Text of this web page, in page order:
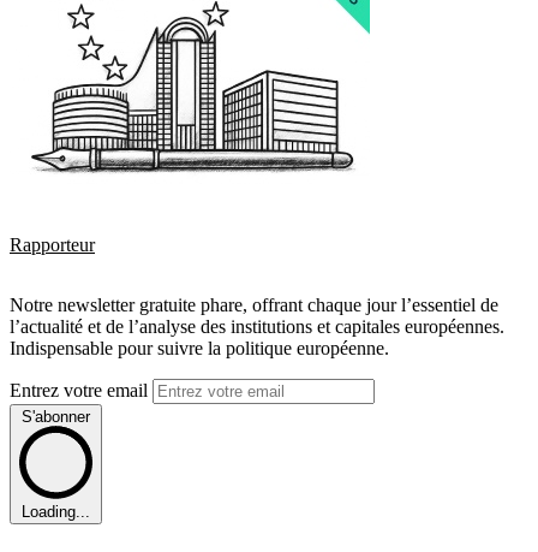
Rapporteur
Notre newsletter gratuite phare, offrant chaque jour l’essentiel de
l’actualité et de l’analyse des institutions et capitales européennes.
Indispensable pour suivre la politique européenne.
Entrez votre email
S'abonner
Loading...